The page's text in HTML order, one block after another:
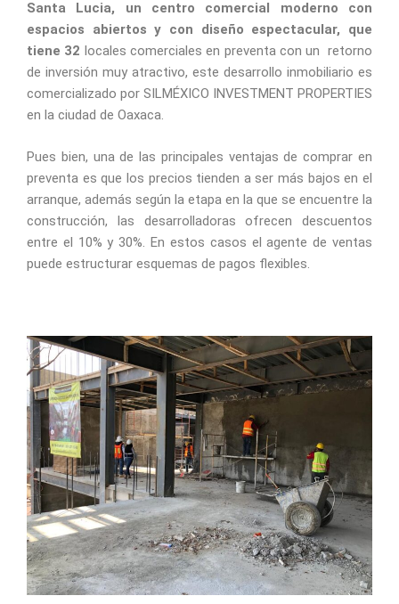
Santa Lucia, un centro comercial moderno con
espacios abiertos y con diseño espectacular, que
tiene 32 locales comerciales en preventa con un retorno
de inversión muy atractivo, este desarrollo inmobiliario es
comercializado por SILMÉXICO INVESTMENT PROPERTIES
en la ciudad de Oaxaca.
Pues bien, una de las principales ventajas de comprar en
preventa es que los precios tienden a ser más bajos en el
arranque, además según la etapa en la que se encuentre la
construcción, las desarrolladoras ofrecen descuentos
entre el 10% y 30%. En estos casos el agente de ventas
puede estructurar esquemas de pagos flexibles.